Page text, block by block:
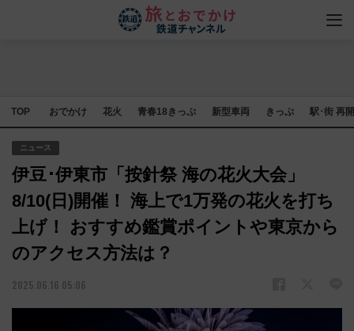
TOP おでかけ 花火 青春18きっぷ 新型車両 きっぷ 駅･街 再
ニュース
伊豆･伊東市「按針祭 海の花火大会」
8/10(日)開催！ 海上で1万発の花火を打ち
上げ！ おすすめ鑑賞ポイントや東京から
のアクセス方法は？
2025.06.16 05:06